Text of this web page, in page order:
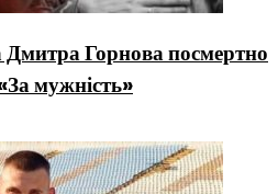
Дмитра Горнова посмертно
мужність»